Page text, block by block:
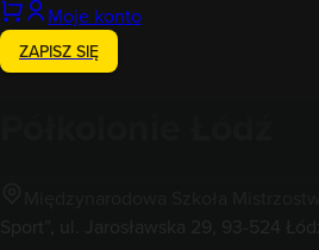
Moje konto
ZAPISZ SIĘ